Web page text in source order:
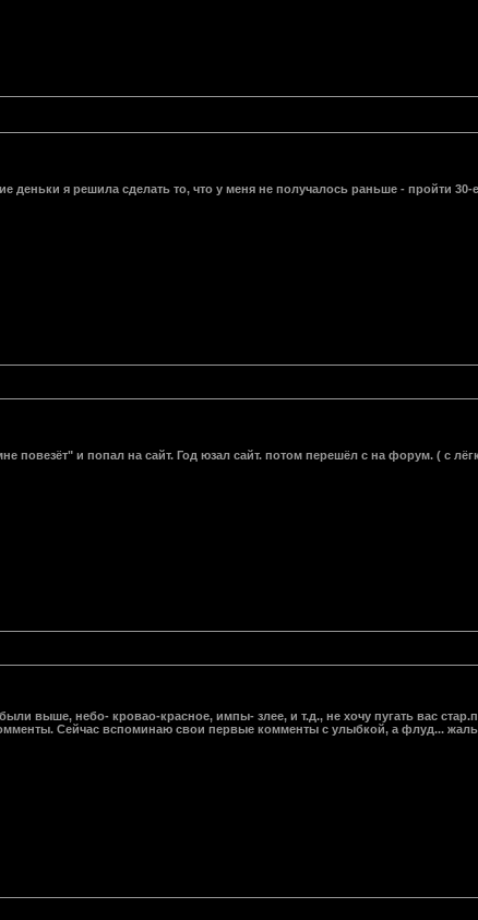
деньки я решила сделать то, что у меня не получалось раньше - пройти 30-
повезёт" и попал на сайт. Год юзал сайт. потом перешёл с на форум. ( с
выше, небо- кровао-красное, импы- злее, и т.д., не хочу пугать вас
Сейчас вспоминаю свои первые комменты с улыбкой, а флуд...